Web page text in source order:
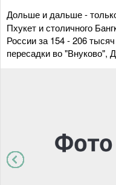
Дольше и дальше -
Пхукет и столичного
России за 154 - 206
пересадки во "Внуково",